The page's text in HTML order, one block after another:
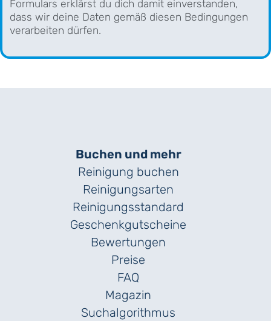
Formulars erklärst du dich damit einverstanden,
dass wir deine Daten gemäß diesen Bedingungen
verarbeiten dürfen.
Buchen und mehr
Reinigung buchen
Reinigungsarten
Reinigungs­standard
Geschenk­gutscheine
Bewertungen
Preise
FAQ
Magazin
Suchalgorithmus